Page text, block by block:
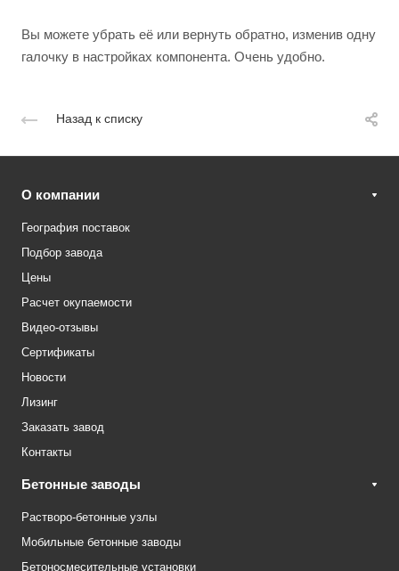
Вы можете убрать её или вернуть обратно, изменив одну
галочку в настройках компонента. Очень удобно.
Назад к списку
О компании
География поставок
Подбор завода
Цены
Расчет окупаемости
Видео-отзывы
Сертификаты
Новости
Лизинг
Заказать завод
Контакты
Бетонные заводы
Растворо-бетонные узлы
Мобильные бетонные заводы
Бетоносмесительные установки